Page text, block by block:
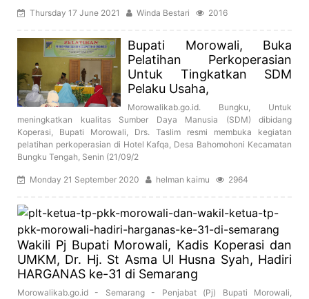
Thursday 17 June 2021 Winda Bestari 2016
Bupati Morowali, Buka
Pelatihan Perkoperasian
Untuk Tingkatkan SDM
Pelaku Usaha,
Morowalikab.go.id. Bungku, Untuk
meningkatkan kualitas Sumber Daya Manusia (SDM) dibidang
Koperasi, Bupati Morowali, Drs. Taslim resmi membuka kegiatan
pelatihan perkoperasian di Hotel Kafqa, Desa Bahomohoni Kecamatan
Bungku Tengah, Senin (21/09/2
Monday 21 September 2020 helman kaimu 2964
Wakili Pj Bupati Morowali, Kadis Koperasi dan
UMKM, Dr. Hj. St Asma Ul Husna Syah, Hadiri
HARGANAS ke-31 di Semarang
Morowalikab.go.id - Semarang - Penjabat (Pj) Bupati Morowali,